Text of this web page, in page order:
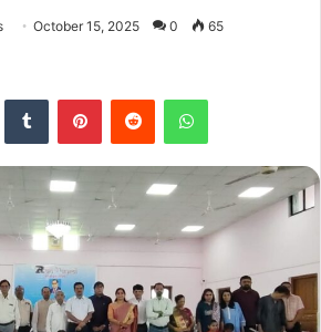
October 15, 2025 0 65
Tumblr PinterestReddit WhatsApp